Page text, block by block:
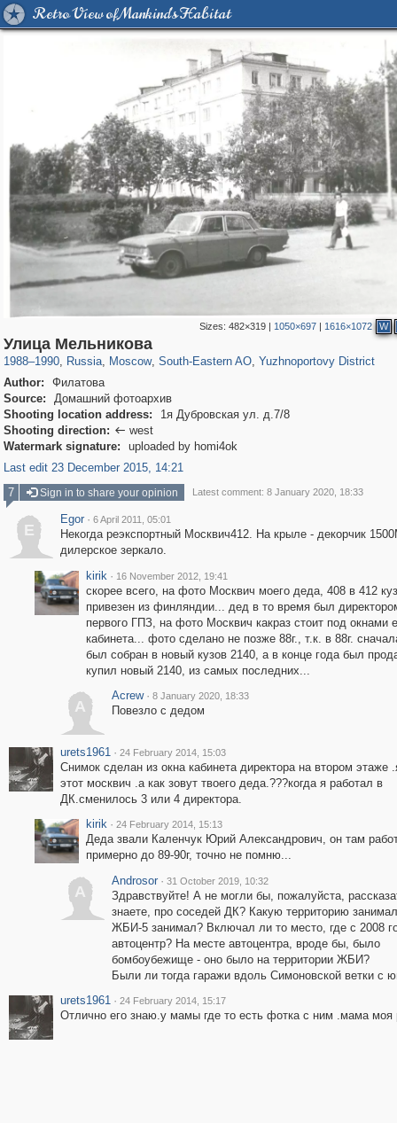
Retro View of Mankind's Habitat
Sizes:482×319 | 1050×697 | 1616×1072 W
Улица Мельникова
1988–1990, Russia
1,406,803
, Moscow
319,864 8,286
, South-Eastern AO
11,379
, Yuzhnoportovy District
Author:
Филатова
Source:
Домашний фотоархив
Shooting location address:
1я Дубровская ул. д.7/8
Shooting direction:  west
Watermark signature:
uploaded by homi4ok
Last edit 23 December 2015, 14:21
7
Sign in to share your opinion Latest comment: 8 January 2020, 18:33
E
Egor · 6 April 2011, 05:01
Некогда реэкспортный Москвич412. На крыле - декорчик
дилерское зеркало.
kirik · 16 November 2012, 19:41
скорее всего, на фото Москвич моего деда, 408 в 412
привезен из финляндии... дед в то время был
первого ГПЗ, на фото Москвич какраз стоит под окнами
кабинета... фото сделано не позже 88г., т.к. в 88г.
был собран в новый кузов 2140, а в конце года был
купил новый 2140, из самых последних...
A
Acrew · 8 January 2020, 18:33
Повезло с дедом
urets1961 · 24 February 2014, 15:03
Снимок сделан из окна кабинета директора на втором этаже
этот москвич .а как зовут твоего деда.???когда я работал в
ДК.сменилось 3 или 4 директора.
kirik · 24 February 2014, 15:13
Деда звали Каленчук Юрий Александрович, он там
примерно до 89-90г, точно не помню...
A
Androsor · 31 October 2019, 10:32
Здравствуйте! А не могли бы, пожалуйста,
знаете, про соседей ДК? Какую территорию
ЖБИ-5 занимал? Включал ли то место, где с 2008
автоцентр? На месте автоцентра, вроде бы, было
бомбоубежище - оно было на территории ЖБИ?
Были ли тогда гаражи вдоль Симоновской ветки с
urets1961 · 24 February 2014, 15:17
Отлично его знаю.у мамы где то есть фотка с ним .мама моя